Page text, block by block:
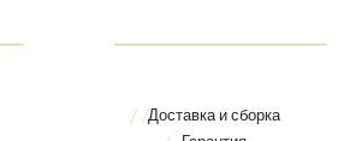
Доставка и сборка